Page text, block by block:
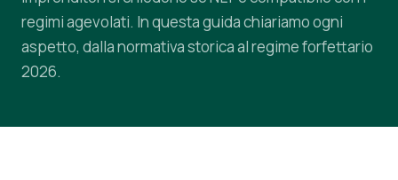
regimi agevolati. In questa guida chiariamo ogni
aspetto, dalla normativa storica al regime forfettario
2026.